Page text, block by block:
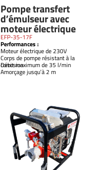
Pompe transfert
d’émulseur avec
moteur électrique
EFP-35-17F
Performances :
Moteur électrique de 230V
Corps de pompe résistant à la
corrosion
Débit maximum de 35 l/min
Amorçage jusqu’à 2 m